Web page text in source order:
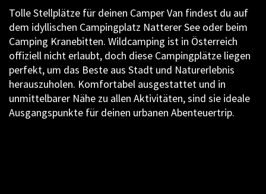
Tolle Stellplätze für deinen Camper Van findest du auf
dem idyllischen Campingplatz Natterer See oder beim
Camping Kranebitten. Wildcamping ist in Österreich
offiziell nicht erlaubt, doch diese Campingplätze liegen
perfekt, um das Beste aus Stadt und Naturerlebnis
herauszuholen. Komfortabel ausgestattet und in
unmittelbarer Nähe zu allen Aktivitäten, sind sie ideale
Ausgangspunkte für deinen urbanen Abenteuertrip.